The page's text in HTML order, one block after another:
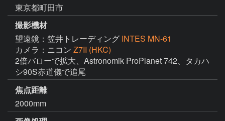
東京都町田市
撮影機材
望遠鏡：笠井トレーディング INTES MN-61
カメラ：ニコン Z7II (HKC)
2倍バローで拡大、Astronomik ProPlanet 742、タカハ
シ90S赤道儀で追尾
焦点距離
2000mm